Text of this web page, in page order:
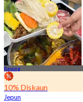
Rayong
10% Diskaun
Jepun